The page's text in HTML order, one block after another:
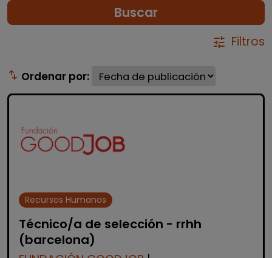
Buscar
tune Filtros
swap_vert Ordenar por:
Recursos Humanos
Técnico/a de selección - rrhh
(barcelona)